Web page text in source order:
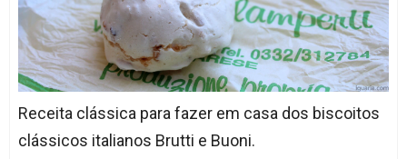
Receita clássica para fazer em casa dos biscoitos
clássicos italianos Brutti e Buoni.